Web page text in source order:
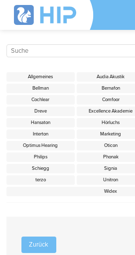
Zurück
Allgemeines Audia Akustik
Bellman
Bernafon
Cochlear
Comfoor
Dreve
Excellence Akademie
Hansaton
Hörluchs
Interton
Marketing
Optimus Hearing
Oticon
Philips
Phonak
Schiegg
Signia
terzo
Unitron
Widex